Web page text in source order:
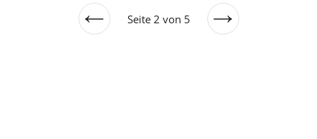
VorherigeSeite 2 von 5
Nächste